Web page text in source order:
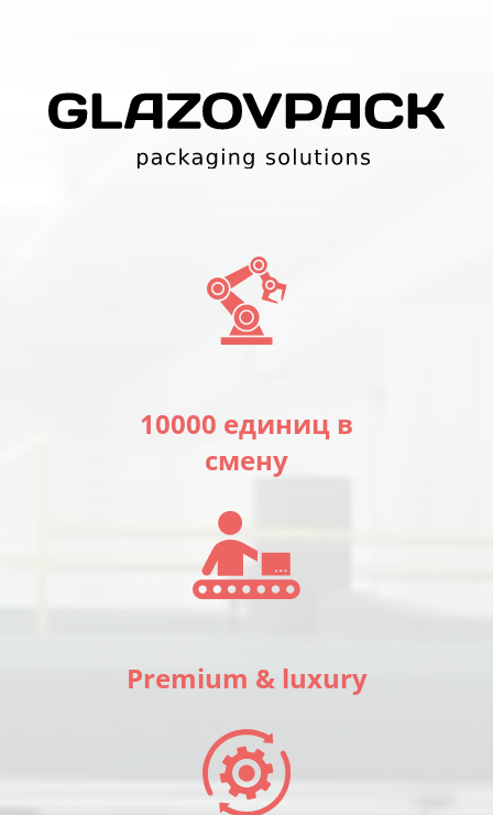
ОСТАВИТЬ ЗАЯВКУ
СВЯЗАТЬСЯ С НАМИ
10000 единиц в
смену
Premium & luxury